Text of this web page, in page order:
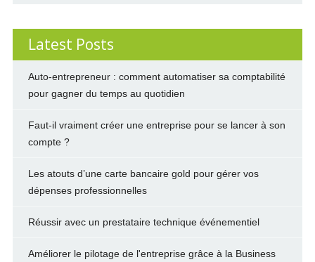
Latest Posts
Auto-entrepreneur : comment automatiser sa comptabilité
pour gagner du temps au quotidien
Faut-il vraiment créer une entreprise pour se lancer à son
compte ?
Les atouts d’une carte bancaire gold pour gérer vos
dépenses professionnelles
Réussir avec un prestataire technique événementiel
Améliorer le pilotage de l'entreprise grâce à la Business